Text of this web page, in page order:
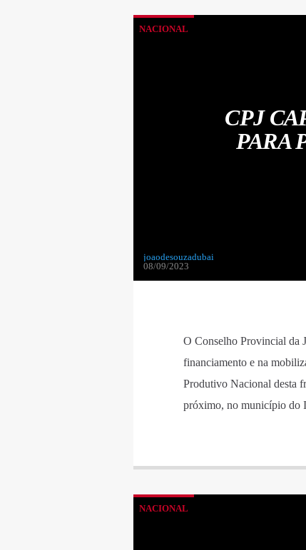
NACIONAL
CPJ
PARA
joaodesouzadubai
08/09/2023
O Conselho Provincial da
financiamento e na
Produtivo Nacional desta
próximo, no município
NACIONAL